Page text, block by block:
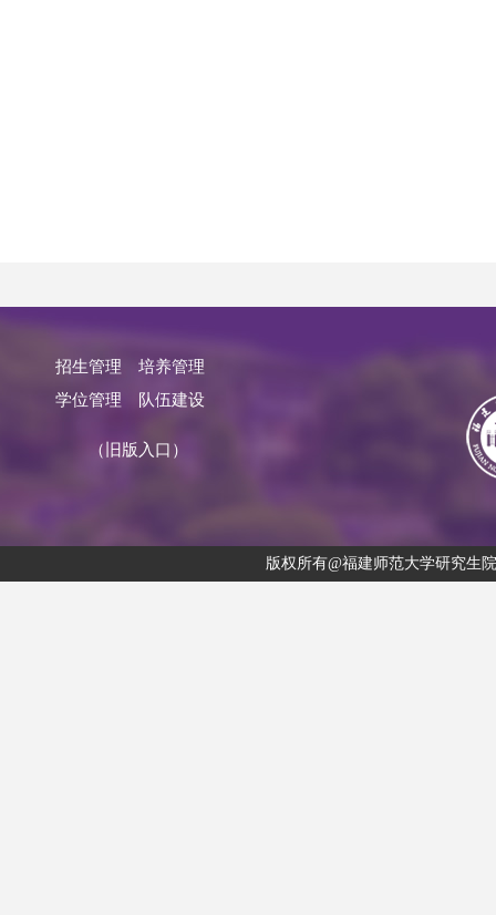
招生管理
培养管理
学位管理
队伍建设
（旧版入口）
版权所有@福建师范大学研究